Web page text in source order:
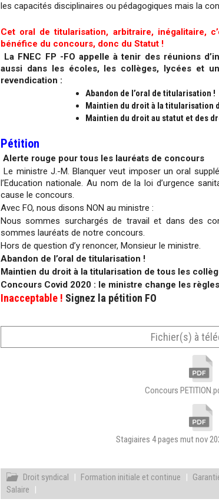
les capacités disciplinaires ou pédagogiques mais la
Cet oral de titularisation, arbitraire, inégalitaire,
bénéfice du concours, donc du Statut !
La FNEC FP -FO appelle à tenir des réunions
aussi dans les écoles, les collèges, lycées et
revendication :
Abandon de l’oral de titularisation !
Maintien du droit à la titularisation
Maintien du droit au statut et des
Pétition
Alerte rouge pour tous les lauréats de concours
Le ministre J.-M. Blanquer veut imposer un oral
l’Education nationale. Au nom de la loi d’urgence
cause le concours.
Avec FO, nous disons NON au ministre :
Nous sommes surchargés de travail et dans des
sommes lauréats de notre concours.
Hors de question d’y renoncer, Monsieur le ministre.
Abandon de l’oral de titularisation !
Maintien du droit à la titularisation de tous les
Concours Covid 2020 : le ministre change les
Inacceptable ! Signez la pétition FO
Fichier(s) à
Concours
Stagiaires 4 pages mut nov
Droit syndical | Formation initiale et continue |
Salaire
|